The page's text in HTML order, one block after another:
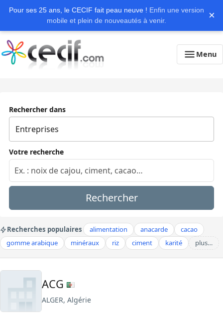
Pour ses 25 ans, le CECIF fait peau neuve ! Enfin une version
mobile et plein de nouveautés à venir.
×
Menu
Rechercher dans
Votre recherche
Rechercher
Recherches populaires alimentation anacarde
cacao
gomme arabique
minéraux riz ciment karité plus…
ACG
ALGER, Algérie